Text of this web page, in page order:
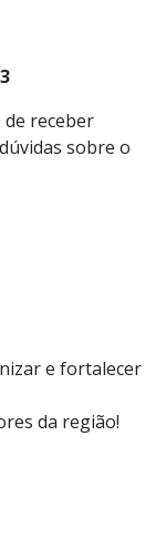
de receber
sobre o
e fortalecer
da região!